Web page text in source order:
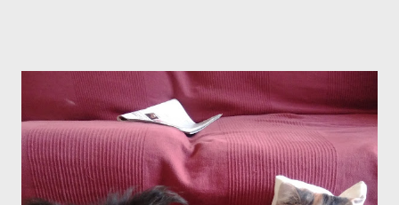
un'ora in loop con gli altoparlanti spiegati che intimano di stare
in casa. Queste sono le notizie più divertenti che ho trovato
negli ultimi giorni nella cronaca locale. Uno tra i miei posti
prefe: la nuova darsena al tramonto - A Rimini pare si sia
formato questo trio orgiastico di ispirazione satanica che ha